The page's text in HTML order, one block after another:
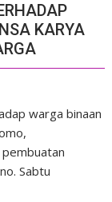
KARYA
warga binaan
Sabtu